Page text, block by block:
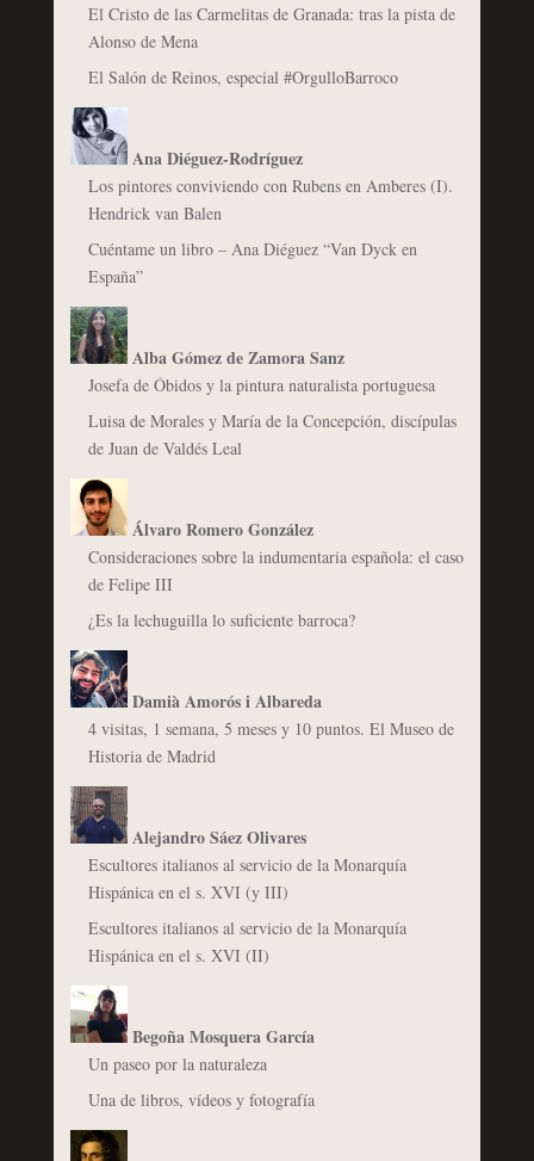
El Cristo de las Carmelitas de Granada: tras la pista de
Alonso de Mena
El Salón de Reinos, especial #OrgulloBarroco
Ana Diéguez-Rodríguez
Los pintores conviviendo con Rubens en Amberes (I).
Hendrick van Balen
Cuéntame un libro – Ana Diéguez “Van Dyck en
España”
Alba Gómez de Zamora Sanz
Josefa de Óbidos y la pintura naturalista portuguesa
Luisa de Morales y María de la Concepción, discípulas
de Juan de Valdés Leal
Álvaro Romero González
Consideraciones sobre la indumentaria española: el caso
de Felipe III
¿Es la lechuguilla lo suficiente barroca?
Damià Amorós i Albareda
4 visitas, 1 semana, 5 meses y 10 puntos. El Museo de
Historia de Madrid
Alejandro Sáez Olivares
Escultores italianos al servicio de la Monarquía
Hispánica en el s. XVI (y III)
Escultores italianos al servicio de la Monarquía
Hispánica en el s. XVI (II)
Begoña Mosquera García
Un paseo por la naturaleza
Una de libros, vídeos y fotografía